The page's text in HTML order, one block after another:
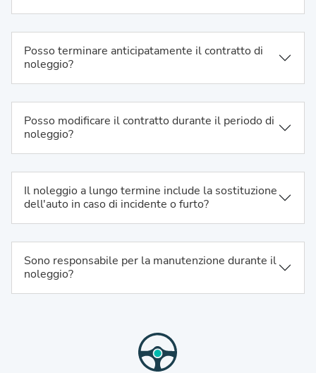
Posso terminare anticipatamente il contratto di
noleggio?
Posso modificare il contratto durante il periodo di
noleggio?
Il noleggio a lungo termine include la sostituzione
dell'auto in caso di incidente o furto?
Sono responsabile per la manutenzione durante il
noleggio?